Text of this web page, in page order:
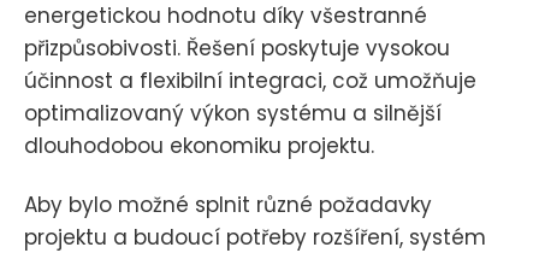
energetickou hodnotu díky všestranné
přizpůsobivosti. Řešení poskytuje vysokou
účinnost a flexibilní integraci, což umožňuje
optimalizovaný výkon systému a silnější
dlouhodobou ekonomiku projektu.
Aby bylo možné splnit různé požadavky
projektu a budoucí potřeby rozšíření, systém